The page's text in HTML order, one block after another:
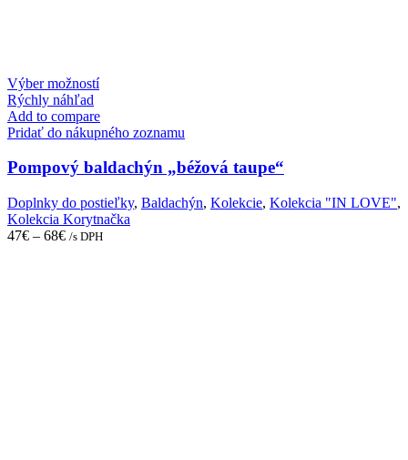
Výber možnostíThis
has
multiple
The
may
be
chosen
Rýchly náhľad
Add to compare
Pridať do nákupného zoznamu
Pompový baldachýn „béžová taupe“
Doplnky do postieľky, Baldachýn, Kolekcie, Kolekcia "IN LOVE",
Kolekcia Korytnačka
47€ – 68€ /s DPH